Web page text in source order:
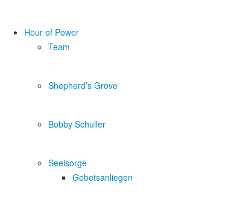
Hour of Power
Team
Shepherd’s Grove
Bobby Schuller
Seelsorge
Gebetsanliegen